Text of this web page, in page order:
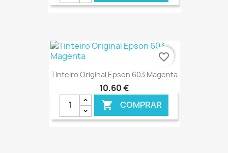
€ ONLINE
Tinteiro Original Epson 603 Magenta
10,60 €
 COMPRAR
favorite_border